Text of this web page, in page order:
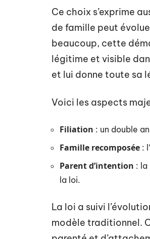
Ce choix s’exprime
de famille peut
beaucoup, cette
légitime et visible
et lui donne toute sa
Voici les aspects
Filiation : un double
Famille recomposée :
Parent d’intention : la
la loi.
La loi a suivi
modèle traditionnel.